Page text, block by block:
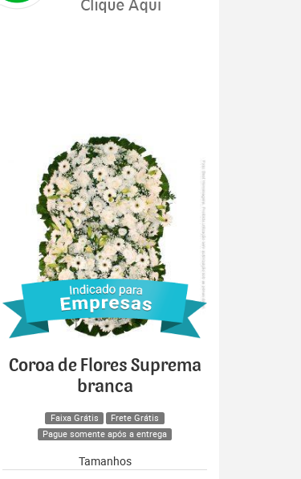
Coroa de Flores Suprema
branca
Faixa Grátis
Frete Grátis
Pague somente após a entrega
Tamanhos